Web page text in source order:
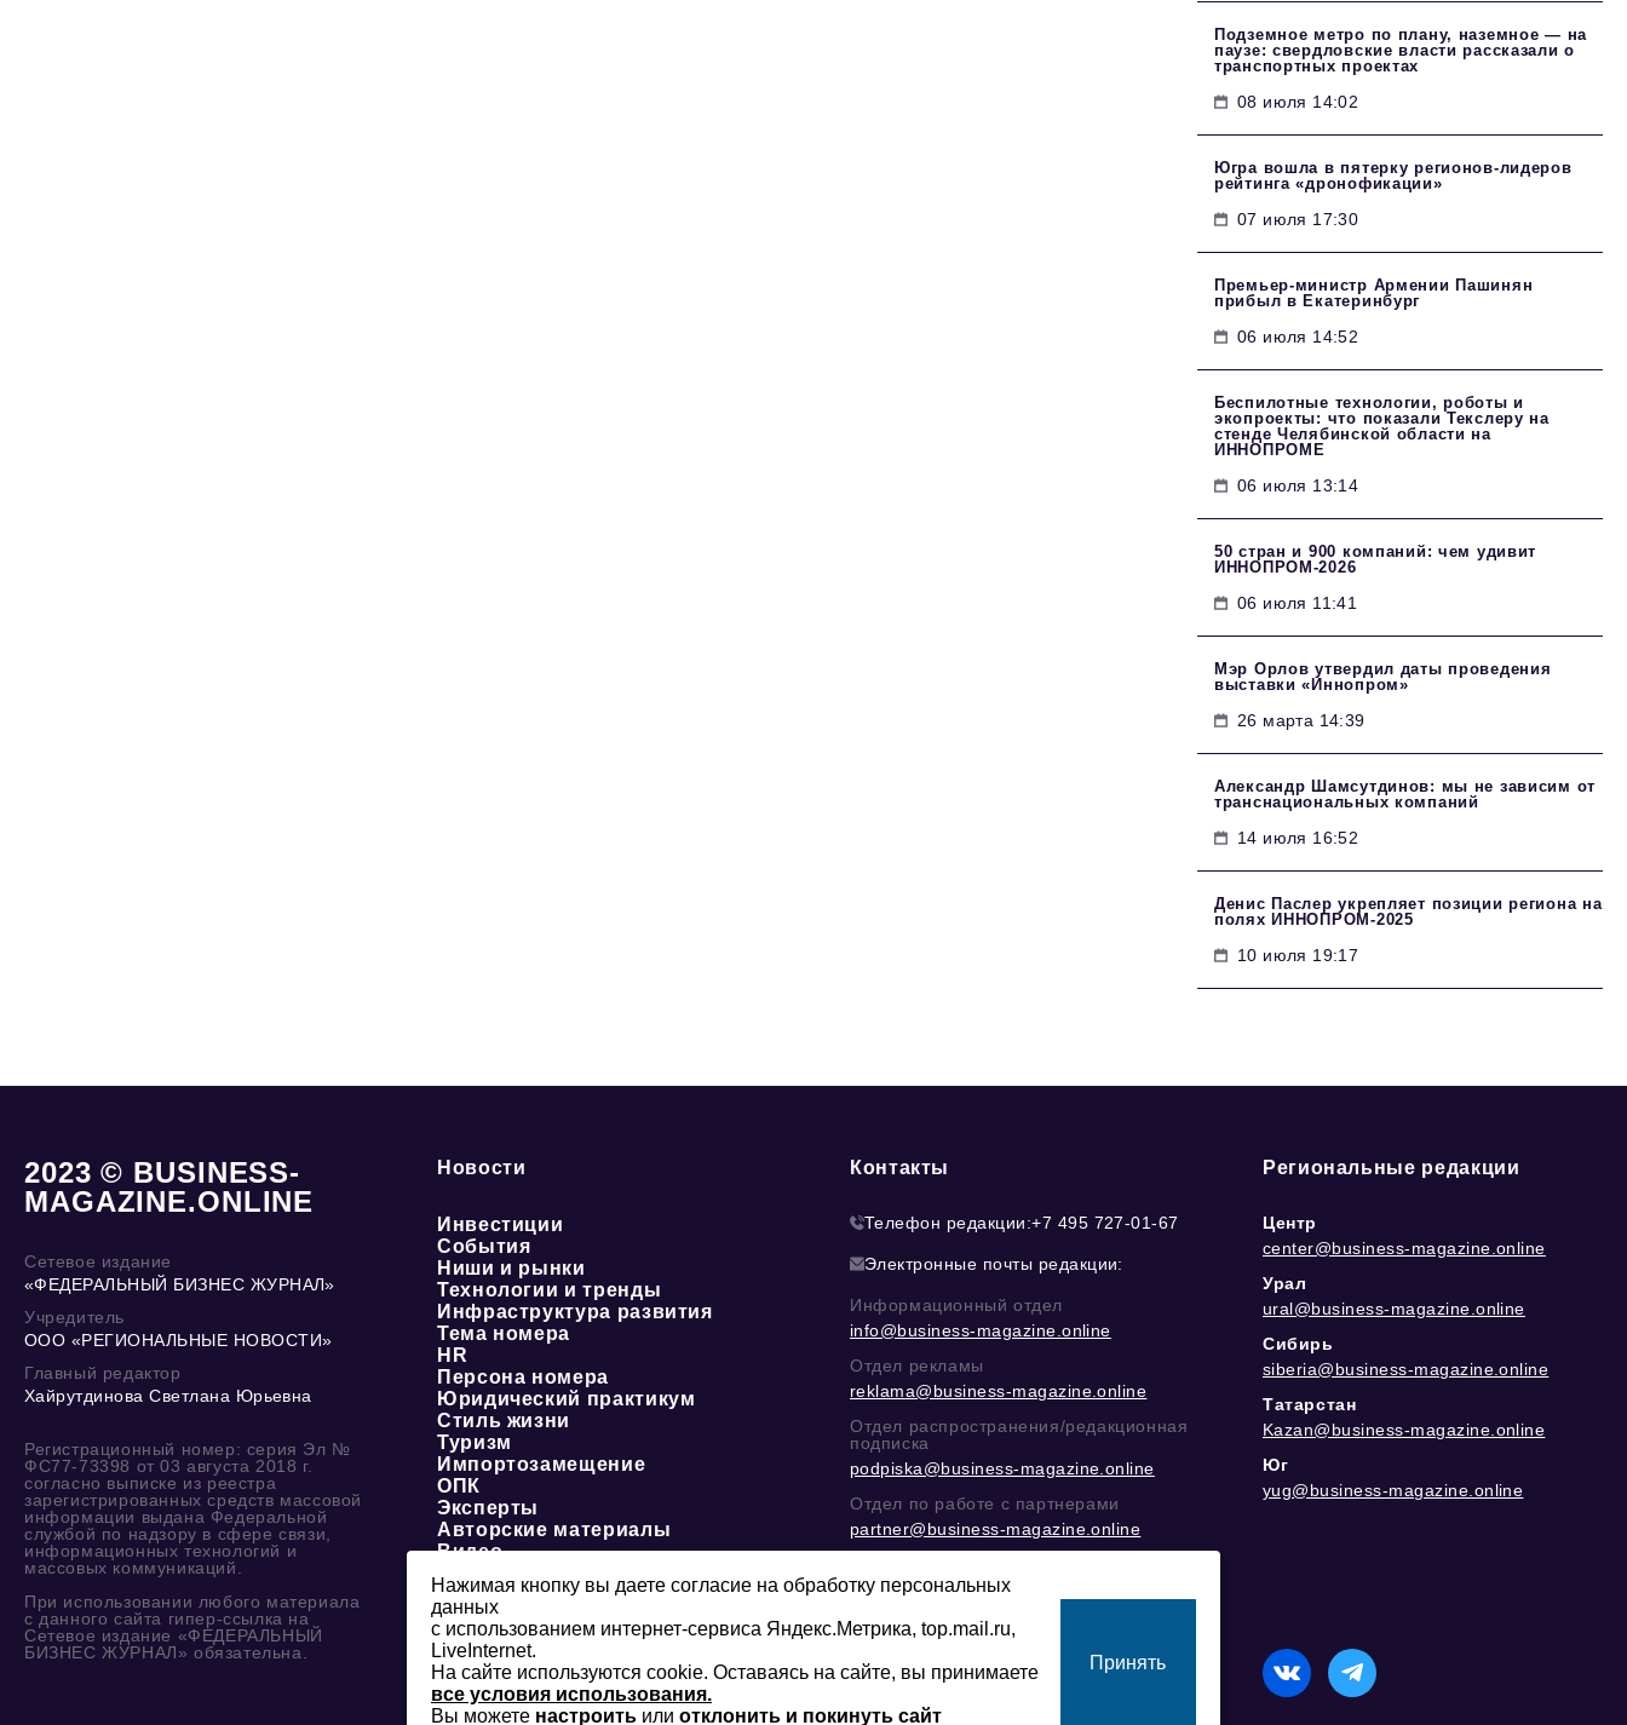
Подземное метро по плану, наземное — на
паузе: свердловские власти рассказали о
транспортных проектах
08 июля 14:02
Югра вошла в пятерку регионов-лидеров
рейтинга «дронофикации»
07 июля 17:30
Премьер-министр Армении Пашинян
прибыл в Екатеринбург
06 июля 14:52
Беспилотные технологии, роботы и
экопроекты: что показали Текслеру на
стенде Челябинской области на
ИННОПРОМЕ
06 июля 13:14
50 стран и 900 компаний: чем удивит
ИННОПРОМ‑2026
06 июля 11:41
Мэр Орлов утвердил даты проведения
выставки «Иннопром»
26 марта 14:39
Александр Шамсутдинов: мы не зависим от
транснациональных компаний
14 июля 16:52
Денис Паслер укрепляет позиции региона на
полях ИННОПРОМ-2025
10 июля 19:17
2023 © BUSINESS-
MAGAZINE.ONLINE
Сетевое издание
«ФЕДЕРАЛЬНЫЙ БИЗНЕС ЖУРНАЛ»
Учредитель
ООО «РЕГИОНАЛЬНЫЕ НОВОСТИ»
Главный редактор
Хайрутдинова Светлана Юрьевна
Регистрационный номер: серия Эл №
ФС77-73398 от 03 августа 2018 г.
согласно выписке из реестра
зарегистрированных средств массовой
информации выдана Федеральной
службой по надзору в сфере связи,
информационных технологий и
массовых коммуникаций.
При использовании любого материала
с данного сайта гипер-ссылка на
Сетевое издание «ФЕДЕРАЛЬНЫЙ
БИЗНЕС ЖУРНАЛ» обязательна.
Новости
Инвестиции
События
Ниши и рынки
Технологии и тренды
Инфраструктура развития
Тема номера
HR
Персона номера
Юридический практикум
Стиль жизни
Туризм
Импортозамещение
ОПК
Эксперты
Авторские материалы
Видео
Контакты
Телефон редакции:+7 495 727-01-67
Электронные почты редакции:
Информационный отдел
info@business-magazine.online
Отдел рекламы
reklama@business-magazine.online
Отдел распространения/редакционная
подписка
podpiska@business-magazine.online
Отдел по работе с партнерами
partner@business-magazine.online
@mazovилиMAX
16+
Сайт может содержать контент, не предназначенный для лиц
младше 16-ти лет.
Региональные редакции
Центр
center@business-magazine.online
Урал
ural@business-magazine.online
Сибирь
siberia@business-magazine.online
Татарстан
Kazan@business-magazine.online
Юг
yug@business-magazine.online
Нажимая кнопку вы даете согласие на обработку персональных
данных
с использованием интернет-сервиса Яндекс.Метрика, top.mail.ru,
LiveInternet.
На сайте используются cookie. Оставаясь на сайте, вы принимаете
все условия использования.
Вы можете настроить или отклонить и покинуть сайт
Принять